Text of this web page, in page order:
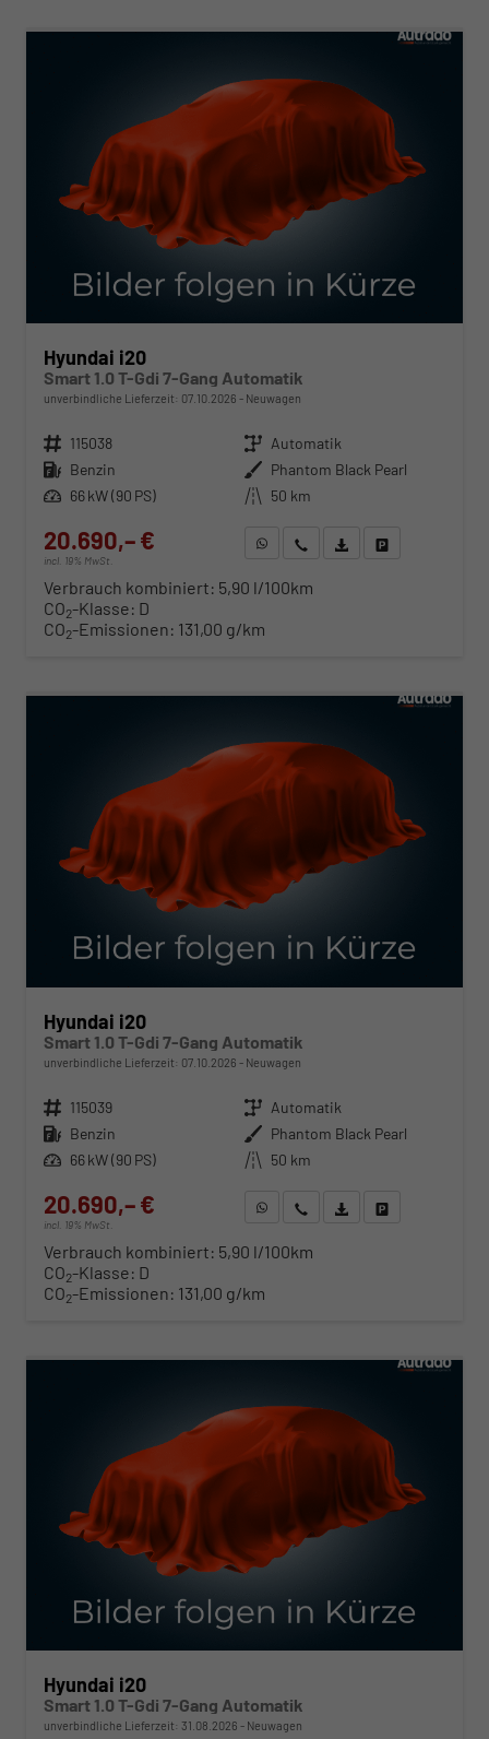
Hyundai i20
Smart 1.0 T-Gdi 7-Gang Automatik
unverbindliche Lieferzeit: 07.10.2026 Neuwagen
Fahrzeugnr. 115038 Getriebe Automatik
Kraftstoff Benzin Außenfarbe Phantom Black Pearl
Leistung 66 kW (90 PS) Kilometerstand 50 km
20.690,– €
incl. 19% MwSt.
WhatsApp anfragen
Wir rufen Sie anFahrzeugexposé (PDF)
Verbrauch kombiniert: 5,90 l/100km
CO2-Klasse: D
CO2-Emissionen: 131,00 g/km
Hyundai i20
Smart 1.0 T-Gdi 7-Gang Automatik
unverbindliche Lieferzeit: 07.10.2026 Neuwagen
Fahrzeugnr. 115039 Getriebe Automatik
Kraftstoff Benzin Außenfarbe Phantom Black Pearl
Leistung 66 kW (90 PS) Kilometerstand 50 km
20.690,– €
incl. 19% MwSt.
WhatsApp anfragen
Wir rufen Sie anFahrzeugexposé (PDF)
Verbrauch kombiniert: 5,90 l/100km
CO2-Klasse: D
CO2-Emissionen: 131,00 g/km
Hyundai i20
Smart 1.0 T-Gdi 7-Gang Automatik
unverbindliche Lieferzeit: 31.08.2026 Neuwagen